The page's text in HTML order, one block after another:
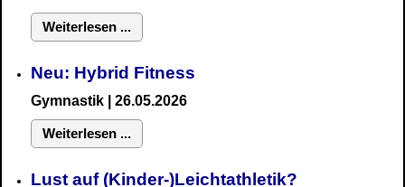
Weiterlesen ...
Neu: Hybrid Fitness
Gymnastik | 26.05.2026
Weiterlesen ...
Lust auf (Kinder-)Leichtathletik?